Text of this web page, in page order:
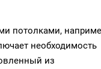
потолками,
необходимость
из